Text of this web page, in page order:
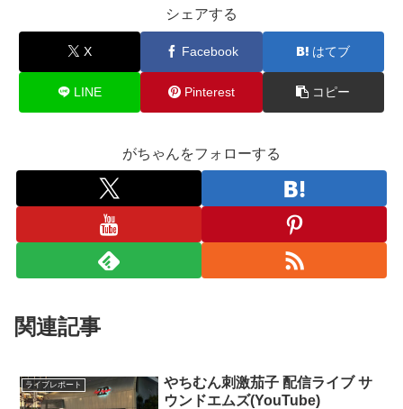
シェアする
X Facebook はてブ
LINE Pinterest コピー
がちゃんをフォローする
関連記事
ライブレポート
やちむん刺激茄子 配信ライブ サ
ウンドエムズ(YouTube)